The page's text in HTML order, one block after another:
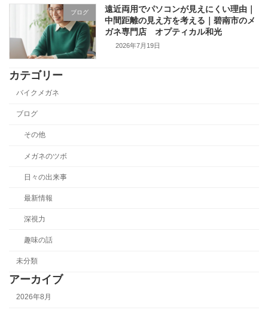
ブログ
遠近両用でパソコンが見えにくい理由｜
中間距離の見え方を考える｜碧南市のメ
ガネ専門店 オプティカル和光
2026年7月19日
カテゴリー
バイクメガネ
ブログ
その他
メガネのツボ
日々の出来事
最新情報
深視力
趣味の話
未分類
アーカイブ
2026年8月